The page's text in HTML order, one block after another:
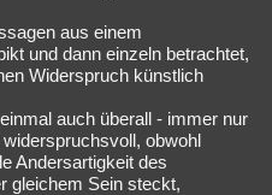
aus einem
und dann einzeln betrachtet,
Widerspruch künstlich
auch überall - immer nur
obwohl
Andersartigkeit des
gleichem Sein steckt,